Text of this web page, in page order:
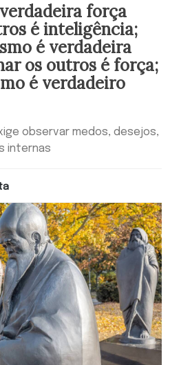
força
é inteligência;
é verdadeira
os outros é força;
é verdadeiro
observar medos, desejos,
internas